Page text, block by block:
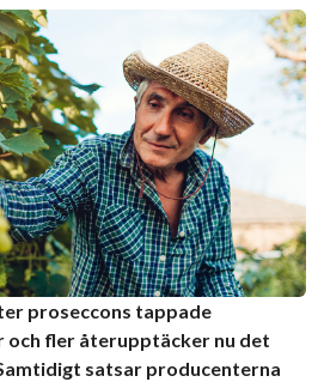
proseccons tappade
och fler återupptäcker nu det
satsar producenterna